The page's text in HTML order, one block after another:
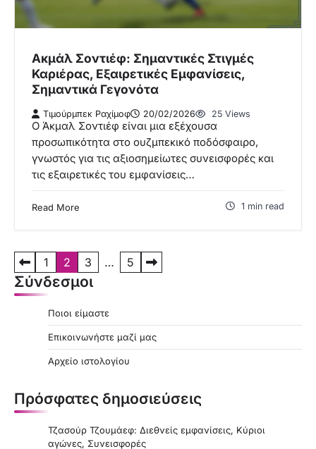
Ακμάλ Σοντιέφ: Σημαντικές Στιγμές
Καριέρας, Εξαιρετικές Εμφανίσεις,
Σημαντικά Γεγονότα
Τιμούρμπεκ Ραχίμοφ 20/02/2026 25 Views
Ο Άκμαλ Σοντιέφ είναι μια εξέχουσα
προσωπικότητα στο ουζμπεκικό ποδόσφαιρο,
γνωστός για τις αξιοσημείωτες συνεισφορές και
τις εξαιρετικές του εμφανίσεις…
Read More 1 min read
P
o
a
g
1 2 3 … 5
Σύνδεσμοι
Ποιοι είμαστε
Επικοινωνήστε μαζί μας
Αρχείο ιστολογίου
Πρόσφατες δημοσιεύσεις
Τζασούρ Τζουμάεφ: Διεθνείς εμφανίσεις, Κύριοι
αγώνες, Συνεισφορές